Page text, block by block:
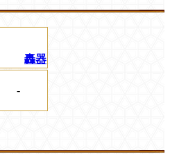
轟器
-